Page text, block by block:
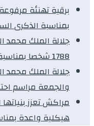
برقية تهنئة
بمناسبة الذكرى
جلالة الملك
1788 شخصا بمناسبة عيد العرش المجيد
جلالة الملك
والجمعة مراسم
مراكش تعزز
هيكلية واعدة